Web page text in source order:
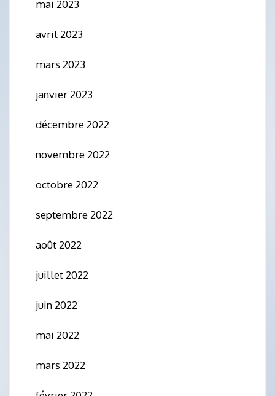
mai 2023
avril 2023
mars 2023
janvier 2023
décembre 2022
novembre 2022
octobre 2022
septembre 2022
août 2022
juillet 2022
juin 2022
mai 2022
mars 2022